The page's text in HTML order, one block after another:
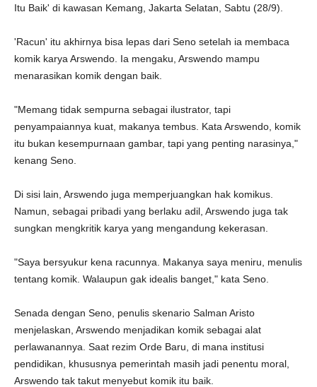
Itu Baik' di kawasan Kemang, Jakarta Selatan, Sabtu (28/9).
'Racun' itu akhirnya bisa lepas dari Seno setelah ia membaca
komik karya Arswendo. Ia mengaku, Arswendo mampu
menarasikan komik dengan baik.
"Memang tidak sempurna sebagai ilustrator, tapi
penyampaiannya kuat, makanya tembus. Kata Arswendo, komik
itu bukan kesempurnaan gambar, tapi yang penting narasinya,"
kenang Seno.
Di sisi lain, Arswendo juga memperjuangkan hak komikus.
Namun, sebagai pribadi yang berlaku adil, Arswendo juga tak
sungkan mengkritik karya yang mengandung kekerasan.
"Saya bersyukur kena racunnya. Makanya saya meniru, menulis
tentang komik. Walaupun gak idealis banget," kata Seno.
Senada dengan Seno, penulis skenario Salman Aristo
menjelaskan, Arswendo menjadikan komik sebagai alat
perlawanannya. Saat rezim Orde Baru, di mana institusi
pendidikan, khususnya pemerintah masih jadi penentu moral,
Arswendo tak takut menyebut komik itu baik.